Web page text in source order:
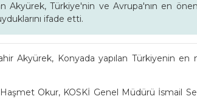
Akyürek, Türkiye'nin ve Avrupa'nın en
ifade etti.
Akyürek, Konyada yapılan Türkiyenin
Okur, KOSKİ Genel Müdürü İsmail